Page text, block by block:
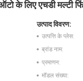
के लिए एचडी मल्टी
उत्पाद विवरण:
उत्पत्ति के प्लेस:
ब्रांड नाम:
प्रमाणन:
मॉडल संख्या: